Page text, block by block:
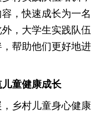
，快速成长为一名
，大学生实践队伍
帮助他们更好地进
童健康成长
乡村儿童身心健康